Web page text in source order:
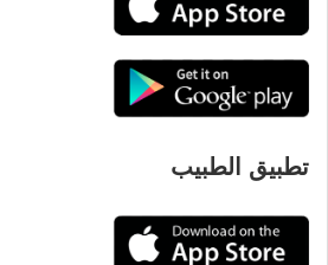
تطبيق الطبيب